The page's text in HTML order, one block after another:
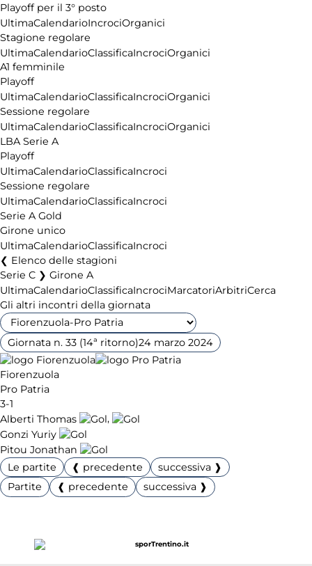
Playoff per il 3° posto
UltimaCalendarioIncrociOrganici
Stagione regolare
UltimaCalendarioClassificaIncrociOrganici
A1 femminile
Playoff
UltimaCalendarioClassificaIncrociOrganici
Sessione regolare
UltimaCalendarioClassificaIncrociOrganici
LBA Serie A
Playoff
UltimaCalendarioClassificaIncroci
Sessione regolare
UltimaCalendarioClassificaIncroci
Serie A Gold
Girone unico
UltimaCalendarioClassificaIncroci
Elenco delle stagioni
Serie C ❯ Girone A
UltimaCalendarioClassificaIncrociMarcatoriArbitriCerca
Gli altri incontri della giornata
Giornata n. 33 (14ª ritorno)24 marzo 2024
Fiorenzuola
Pro Patria
3-1
Alberti Thomas
,
Gonzi Yuriy
Pitou Jonathan
Le partite
❰ precedente
successiva ❱
Partite
❰ precedente successiva ❱